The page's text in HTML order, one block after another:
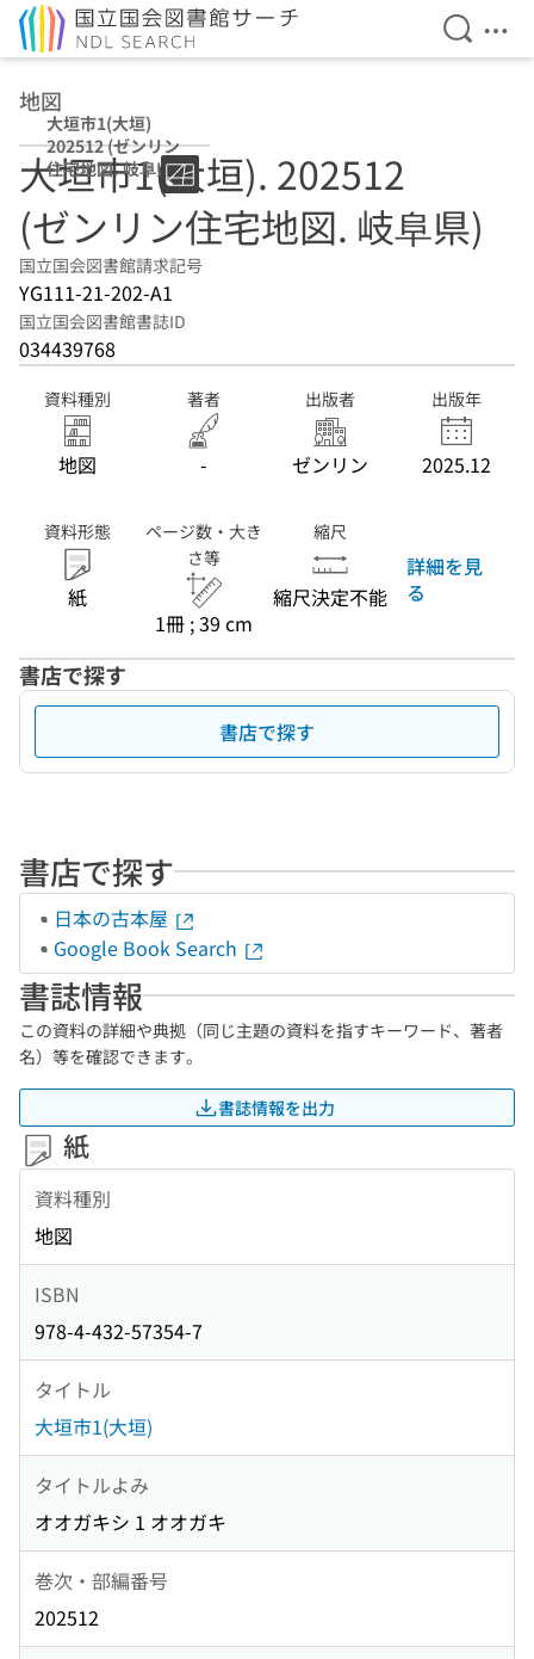
検索を
メ
地図
大垣市1(大垣)
202512 (ゼンリン
住宅地図. 岐阜県)
大垣市1(大垣). 202512
(ゼンリン住宅地図. 岐阜県)
国立国会図書館請求記号
YG111-21-202-A1
国立国会図書館書誌ID
034439768
資料種別
地図
著者
-
出版者
ゼンリン
出版年
2025.12
資料形態
紙
ページ数・大き
さ等
1冊 ; 39 cm
縮尺
縮尺決定不能
詳細を見
る
書店で探す
書店で探す
書店で探す
日本の古本屋
Google Book Search
書誌情報
この資料の詳細や典拠（同じ主題の資料を指すキーワード、著者
名）等を確認できます。
書誌情報を出力
紙
資料種別
地図
ISBN
978-4-432-57354-7
タイトル
大垣市1(大垣)
タイトルよみ
オオガキシ 1 オオガキ
巻次・部編番号
202512